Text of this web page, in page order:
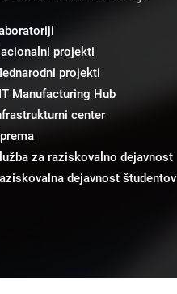
projekti
projekti
Manufacturing Hub
center
za raziskovalno dejavnost
dejavnost študentov